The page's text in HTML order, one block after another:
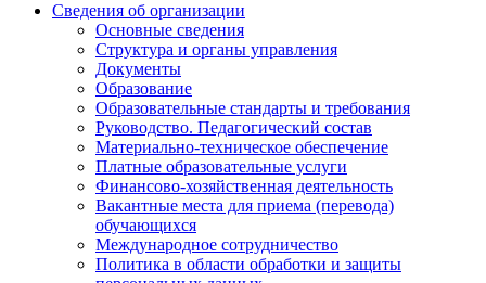
Сведения об организации
Основные сведения
Структура и органы управления
Документы
Образование
Образовательные стандарты и требования
Руководство. Педагогический состав
Материально-техническое обеспечение
Платные образовательные услуги
Финансово-хозяйственная деятельность
Вакантные места для приема (перевода)
обучающихся
Международное сотрудничество
Политика в области обработки и защиты